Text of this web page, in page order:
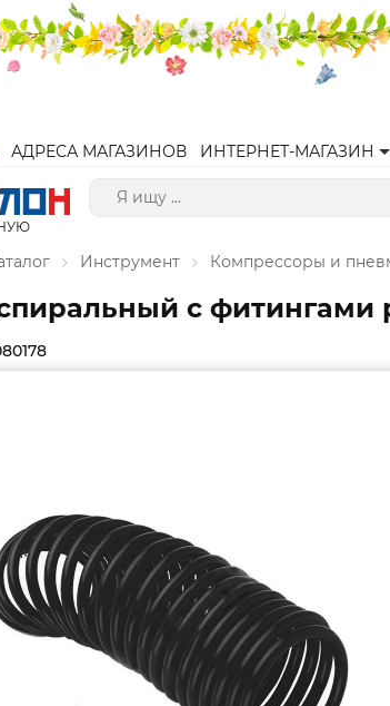
АДРЕСА МАГАЗИНОВ ИНТЕРНЕТ-МАГАЗИН
Инструмент Компрессоры и
с фитингами